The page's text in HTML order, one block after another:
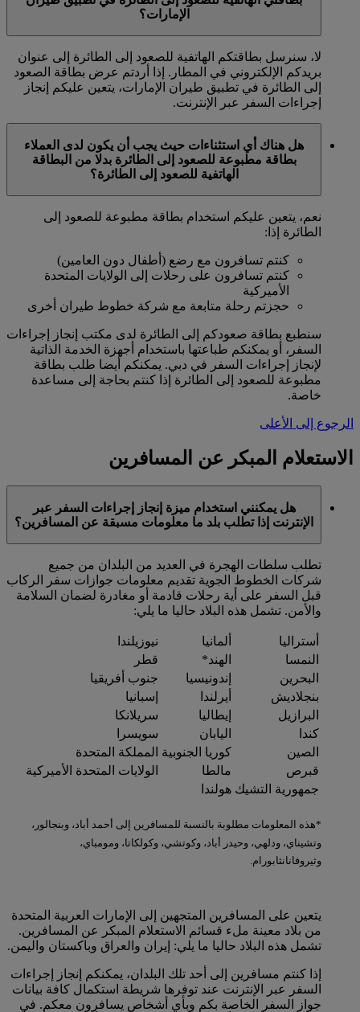
الإمارات؟
لا، سنرسل بطاقتكم الهاتفية للصعود إلى الطائرة إلى عنوان
بريدكم الإلكتروني في المطار. إذا أردتم عرض بطاقة الصعود
إلى الطائرة في تطبيق طيران الإمارات، يتعين عليكم إنجاز
إجراءات السفر عبر الإنترنت.
هل هناك أي استثناءات حيث يجب أن يكون لدى العملاء
بطاقة مطبوعة للصعود إلى الطائرة بدلا من البطاقة
الهاتفية للصعود إلى الطائرة؟
نعم، يتعين عليكم استخدام بطاقة مطبوعة للصعود إلى
الطائرة إذا:
كنتم تسافرون مع رضع (أطفال دون العامين)
كنتم تسافرون على رحلات إلى الولايات المتحدة
الأميركية
حجزتم رحلة متابعة مع شركة خطوط طيران أخرى
سنطبع بطاقة صعودكم إلى الطائرة لدى مكتب إنجاز إجراءات
السفر، أو يمكنكم طباعتها باستخدام أجهزة الخدمة الذاتية
لإنجاز إجراءات السفر في دبي. يمكنكم أيضا طلب بطاقة
مطبوعة للصعود إلى الطائرة إذا كنتم بحاجة إلى مساعدة
خاصة.
الرجوع إلى الأعلى
الاستعلام المبكر عن المسافرين
هل يمكنني استخدام ميزة إنجاز إجراءات السفر عبر
الإنترنت إذا تطلب بلد ما معلومات مسبقة عن المسافرين؟
تطلب سلطات الهجرة في العديد من البلدان من جميع
شركات الخطوط الجوية تقديم معلومات جوازات سفر الركاب
قبل السفر على أية رحلات قادمة أو مغادرة لضمان السلامة
والأمن. تشمل هذه البلاد حاليا ما يلي:
أستراليا ألمانيا
نيوزيلندا
النمسا
الهند*
قطر
البحرين
إندونيسيا
جنوب أفريقيا
بنجلاديش
أيرلندا
إسبانيا
البرازيل
إيطاليا
سريلانكا
كندا
اليابان
سويسرا
الصين
كوريا الجنوبية المملكة المتحدة
قبرص
مالطا
الولايات المتحدة الأميركية
جمهورية التشيك هولندا
*هذه المعلومات مطلوبة بالنسبة للمسافرين إلى أحمد أباد، وبنجالور،
وتشيناي، ودلهي، وحيدر أباد، وكوتشي، وكولكاتا، ومومباي،
وثيروفانانثابورام.
يتعين على المسافرين المتجهين إلى الإمارات العربية المتحدة
من بلاد معينة ملء قسائم الاستعلام المبكر عن المسافرين.
تشمل هذه البلاد حاليا ما يلي: إيران والعراق وباكستان واليمن.
إذا كنتم مسافرين إلى أحد تلك البلدان، يمكنكم إنجاز إجراءات
السفر عبر الإنترنت عند توفرها شريطة استكمال كافة بيانات
جواز السفر الخاصة بكم وبأي أشخاص يسافرون معكم. في